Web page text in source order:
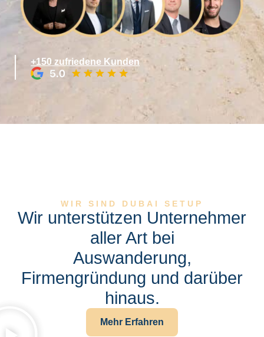
+150 zufriedene Kunden
WIR SIND DUBAI SETUP
Wir unterstützen Unternehmer
aller Art bei
Auswanderung,
Firmengründung und darüber
hinaus.
Mehr Erfahren